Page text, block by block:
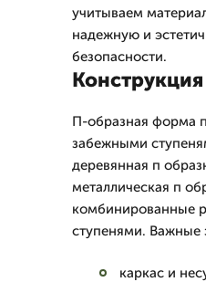
учитываем
надежную и
безопасности.
П-образная форма
забежными
деревянная п
металлическая п
комбинированные
ступенями. Важные
каркас и